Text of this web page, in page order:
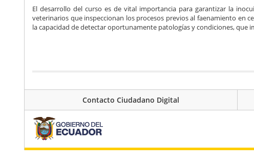
El desarrollo del curso es de vital importancia para garantizar la
veterinarios que inspeccionan los procesos previos al faenamiento en
la capacidad de detectar oportunamente patologías y condiciones, que
Contacto Ciudadano Digital